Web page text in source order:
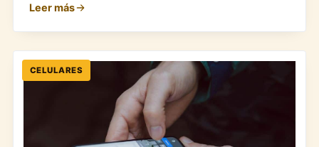
Leer más
CELULARES